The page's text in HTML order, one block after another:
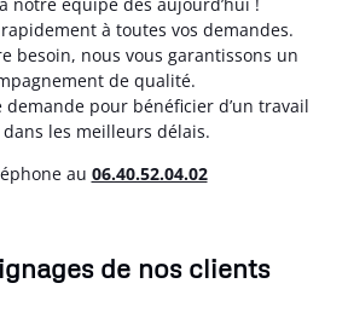
à toutes vos demandes.
besoin, nous vous garantissons un
de qualité.
demande pour bénéficier d’un travail
les meilleurs délais.
au 06.40.52.04.02
de nos clients